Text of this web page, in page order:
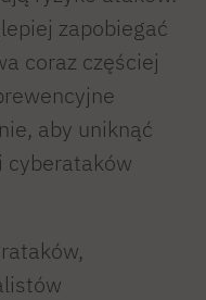
zapobiegać
coraz częściej
aby uniknąć
cyberataków